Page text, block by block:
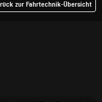
zur Fahrtechnik-Übersicht